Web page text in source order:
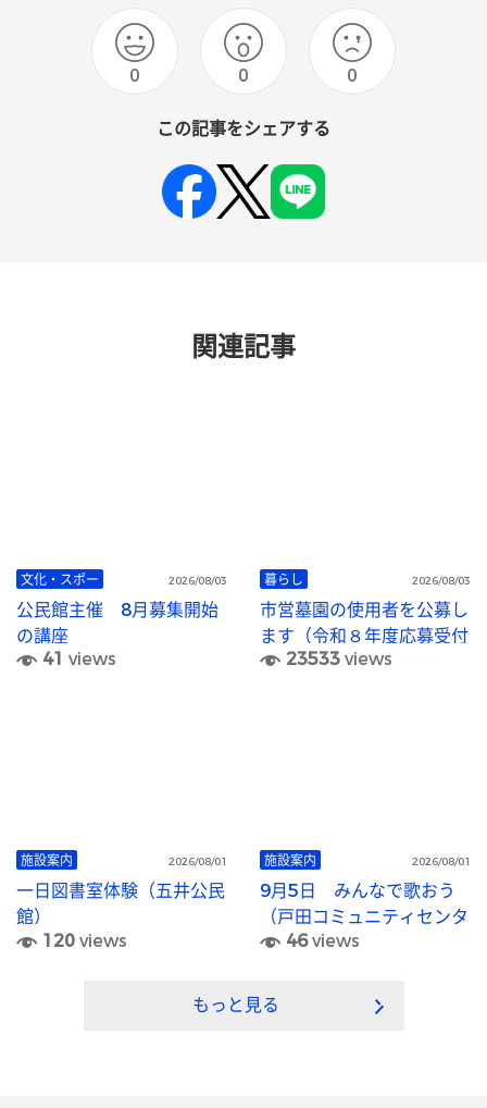
0 0 0
この記事をシェアする
関連記事
文化・スポー 2026/08/03
公民館主催 8月募集開始
の講座
41 views
暮らし 2026/08/03
市営墓園の使用者を公募し
ます（令和８年度応募受付
終了）23533views
施設案内 2026/08/01
一日図書室体験（五井公民
館）
120views
施設案内 2026/08/01
9月5日 みんなで歌おう
（戸田コミュニティセンタ
ー）46views
もっと見る